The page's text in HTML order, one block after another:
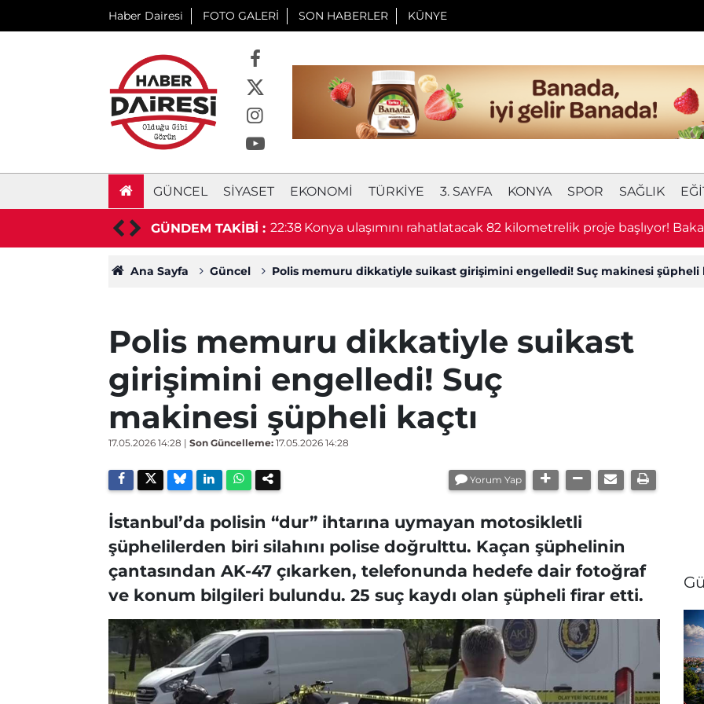
Haber Dairesi FOTO GALERİ SON HABERLER KÜNYE
GÜNCEL SIYASET EKONOMI TÜRKIYE 3. SAYFA KONYA SPOR SAĞLIK
GÜNDEM TAKİBİ :
hayatını kaybetti 22:38 Konya ulaşımını rahatlatacak 82 kilometrelik proje başlıyor!
duyurdu
Ana Sayfa Güncel Polis memuru dikkatiyle suikast girişimini engelledi! Suç makinesi şüpheli
Polis memuru dikkatiyle suikast
girişimini engelledi! Suç
makinesi şüpheli kaçtı
17.05.2026 14:28 | Son Güncelleme: 17.05.2026 14:28
Yorum Yap
İstanbul’da polisin “dur” ihtarına uymayan motosikletli
şüphelilerden biri silahını polise doğrulttu. Kaçan şüphelinin
çantasından AK-47 çıkarken, telefonunda hedefe dair fotoğraf
ve konum bilgileri bulundu. 25 suç kaydı olan şüpheli firar etti.